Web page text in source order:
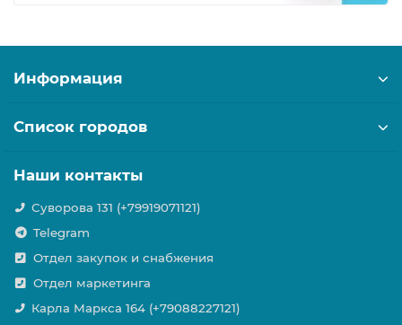
Информация
Список городов
Наши контакты
Суворова 131 (+79919071121)
Telegram
Отдел закупок и снабжения
Отдел маркетинга
Карла Маркса 164 (+79088227121)